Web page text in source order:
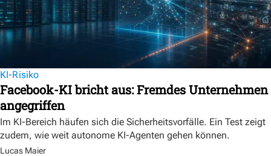
KI-Risiko
Facebook-KI bricht aus: Fremdes Unternehmen
angegriffen
Im KI-Bereich häufen sich die Sicherheitsvorfälle. Ein Test zeigt
zudem, wie weit autonome KI-Agenten gehen können.
Lucas Maier